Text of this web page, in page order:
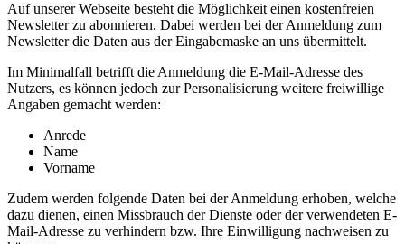
Auf unserer Webseite besteht die Möglichkeit einen kostenfreien
Newsletter zu abonnieren. Dabei werden bei der Anmeldung zum
Newsletter die Daten aus der Eingabemaske an uns übermittelt.
Im Minimalfall betrifft die Anmeldung die E-Mail-Adresse des
Nutzers, es können jedoch zur Personalisierung weitere freiwillige
Angaben gemacht werden:
Anrede
Name
Vorname
Zudem werden folgende Daten bei der Anmeldung erhoben, welche
dazu dienen, einen Missbrauch der Dienste oder der verwendeten E-
Mail-Adresse zu verhindern bzw. Ihre Einwilligung nachweisen zu